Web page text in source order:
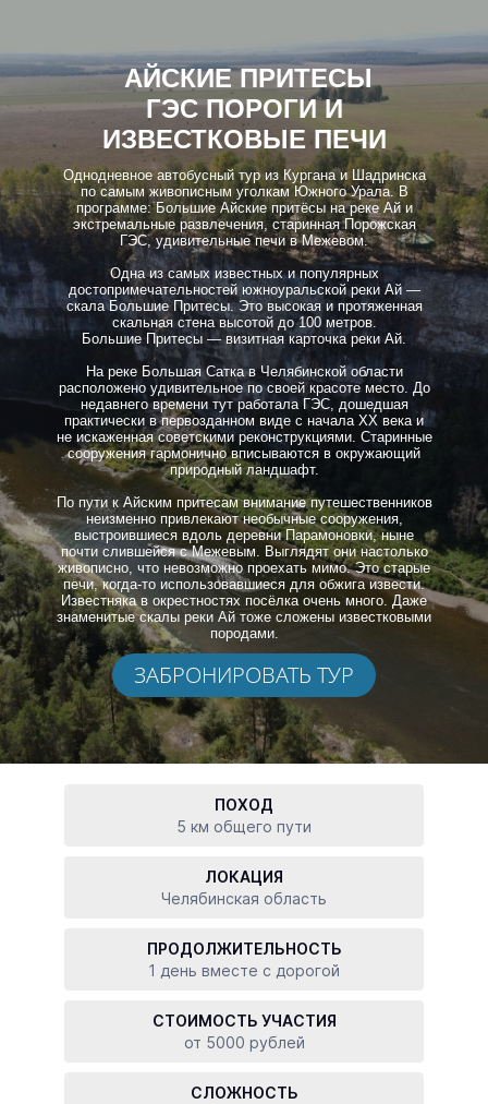
АЙСКИЕ ПРИТЕСЫ
ГЭС ПОРОГИ И
ИЗВЕСТКОВЫЕ ПЕЧИ
Однодневное автобусный тур из Кургана и Шадринска
по самым живописным уголкам Южного Урала. В
программе: Большие Айские притёсы на реке Ай и
экстремальные развлечения, старинная Порожская
ГЭС, удивительные печи в Межевом.
Одна из самых известных и популярных
достопримечательностей южноуральской реки Ай —
скала Большие Притесы. Это высокая и протяженная
скальная стена высотой до 100 метров.
Большие Притесы — визитная карточка реки Ай.
На реке Большая Сатка в Челябинской области
расположено удивительное по своей красоте место. До
недавнего времени тут работала ГЭС, дошедшая
практически в первозданном виде с начала XX века и
не искаженная советскими реконструкциями. Старинные
сооружения гармонично вписываются в окружающий
природный ландшафт.
По пути к Айским притесам внимание путешественников
неизменно привлекают необычные сооружения,
выстроившиеся вдоль деревни Парамоновки, ныне
почти слившейся с Межевым. Выглядят они настолько
живописно, что невозможно проехать мимо. Это старые
печи, когда-то использовавшиеся для обжига извести.
Известняка в окрестностях посёлка очень много. Даже
знаменитые скалы реки Ай тоже сложены известковыми
породами.
ЗАБРОНИРОВАТЬ ТУР
ПОХОД
5 км общего пути
ЛОКАЦИЯ
Челябинская область
ПРОДОЛЖИТЕЛЬНОСТЬ
1 день вместе с дорогой
СТОИМОСТЬ УЧАСТИЯ
от 5000 рублей
СЛОЖНОСТЬ